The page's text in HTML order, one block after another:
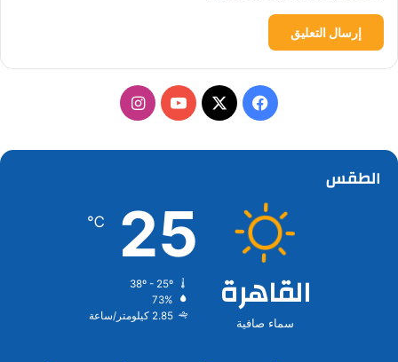
فيسبوك
‫X
‫YouTubeانستقرام
الطقس
القاهرة
سماء صافية
25
℃
73%
2.85 كيلومتر/ساعة